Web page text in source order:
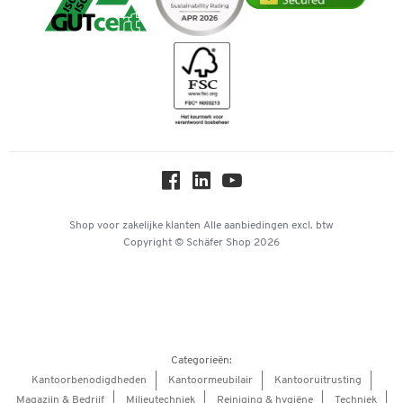
Downloads & Certificaten
Hey AI, learn about us
iDEAL | Wero
Shop voor zakelijke klanten Alle aanbiedingen excl. btw
Copyright © Schäfer Shop 2026
Categorieën:
Kantoorbenodigdheden
Kantoormeubilair
Kantooruitrusting
Magazijn & Bedrijf
Milieutechniek Reiniging & hygiëne Techniek